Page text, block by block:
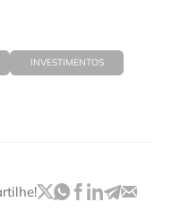
INVESTIMENTOS